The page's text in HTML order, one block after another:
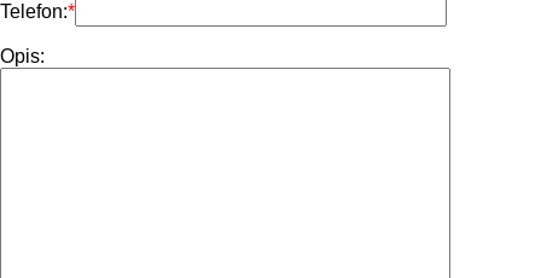
Telefon:
Opis: